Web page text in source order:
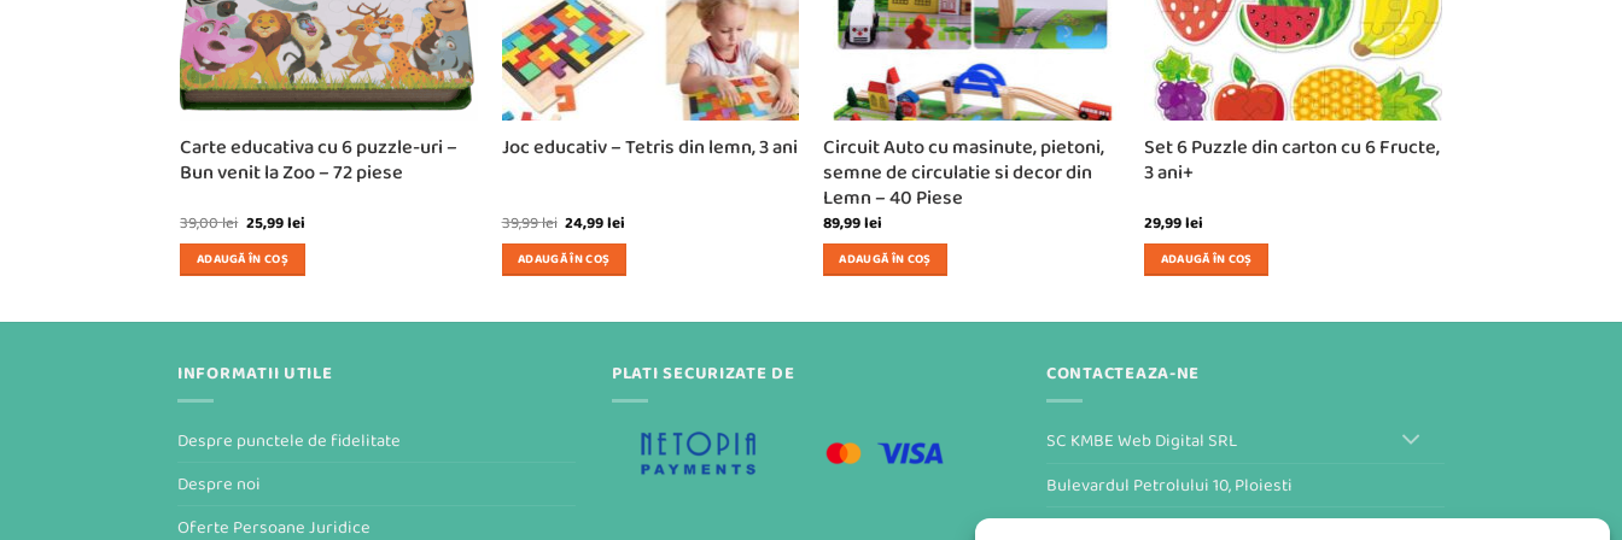
Carte educativa cu 6 puzzle-uri –
Bun venit la Zoo – 72 piese
39,00lei Prețul
inițial
a
fost:
39,00 lei.
25,99lei
ADAUGĂ ÎN COȘ
Joc educativ – Tetris din lemn, 3 ani
39,99lei Prețul
inițial
a
fost:
39,99 lei.
24,99lei
24,99 lei.
ADAUGĂ ÎN COȘ
Circuit Auto cu masinute, pietoni,
semne de circulatie si decor din
Lemn – 40 Piese
89,99lei
ADAUGĂ ÎN COȘ
Set 6 Puzzle din carton cu 6 Fructe,
3 ani+
29,99lei
ADAUGĂ ÎN COȘ
INFORMATII UTILE
Despre punctele de fidelitate
Despre noi
Oferte Persoane Juridice
PLATI SECURIZATE DE CONTACTEAZA-NE
SC KMBE Web Digital SRL
Bulevardul Petrolului 10, Ploiesti